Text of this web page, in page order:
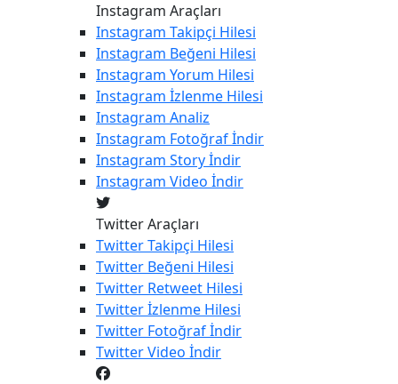
Instagram Araçları
Instagram Takipçi Hilesi
Instagram Beğeni Hilesi
Instagram Yorum Hilesi
Instagram İzlenme Hilesi
Instagram Analiz
Instagram Fotoğraf İndir
Instagram Story İndir
Instagram Video İndir
Twitter Araçları
TwitterTakipçi Hilesi
Twitter Beğeni Hilesi
Twitter Retweet Hilesi
Twitterİzlenme Hilesi
Twitter Fotoğraf İndir
TwitterVideo İndir